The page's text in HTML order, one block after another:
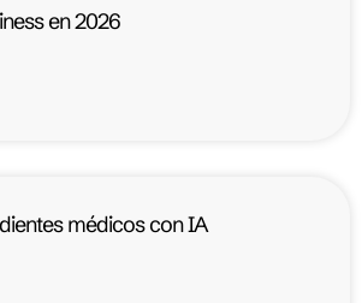
en 2026
médicos con IA